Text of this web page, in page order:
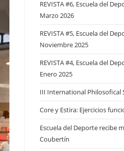
REVISTA #6, Escuela del
Marzo 2026
REVISTA #5, Escuela del
Noviembre 2025
REVISTA #4, Escuela del
Enero 2025
III International Philosofical
Core y Estira: Ejercicios
Escuela del Deporte recibe
Coubertín